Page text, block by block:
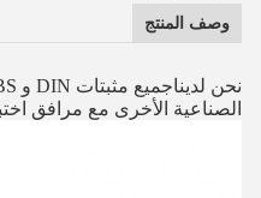
وصف المنتج
نحن لدينا
الصناعية الأخرى مع مرافق